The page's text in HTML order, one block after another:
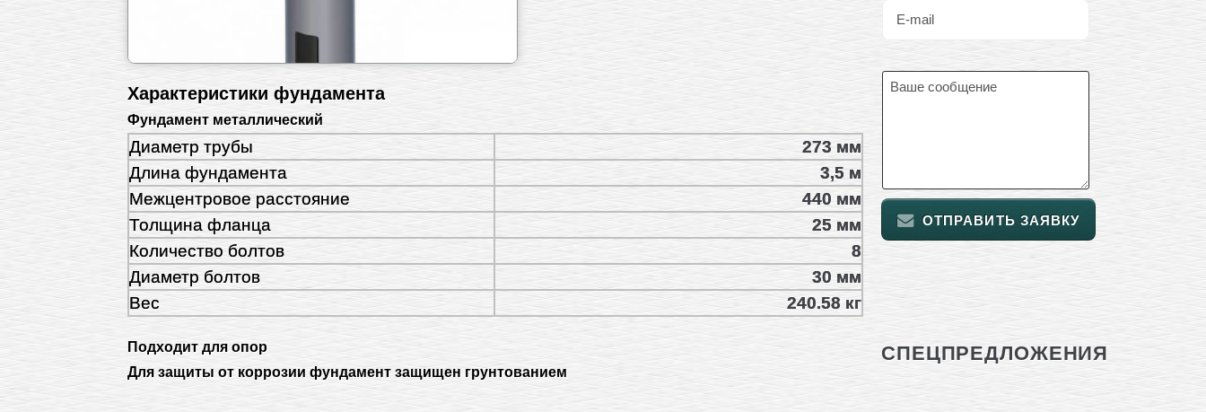
Характеристики фундамента
Фундамент металлический
Диаметр трубы
273 мм
Длина фундамента
3,5 м
Межцентровое расстояние
440 мм
Толщина фланца
25 мм
Количество болтов
8
Диаметр болтов
30 мм
Вес
240.58 кг
Подходит для опор
Для защиты от коррозии фундамент защищен грунтованием
ОТПРАВИТЬ ЗАЯВКУ
СПЕЦПРЕДЛОЖЕНИЯ